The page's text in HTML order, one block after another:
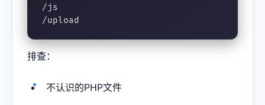
/js
/upload
排查：
不认识的PHP文件